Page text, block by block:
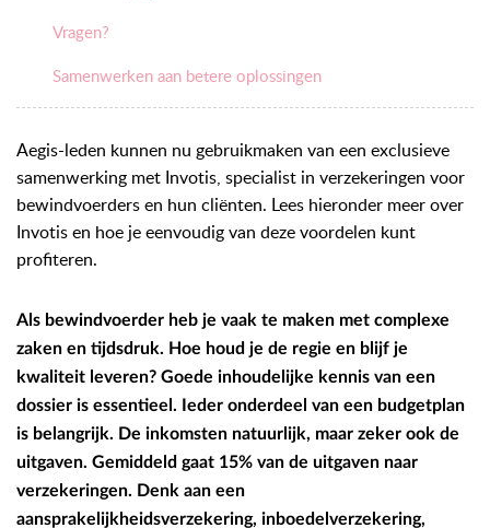
Vragen?
Samenwerken aan betere oplossingen
Aegis-leden kunnen nu gebruikmaken van een exclusieve
samenwerking met Invotis, specialist in verzekeringen voor
bewindvoerders en hun cliënten. Lees hieronder meer over
Invotis en hoe je eenvoudig van deze voordelen kunt
profiteren.
Als bewindvoerder heb je vaak te maken met complexe
zaken en tijdsdruk. Hoe houd je de regie en blijf je
kwaliteit leveren? Goede inhoudelijke kennis van een
dossier is essentieel. Ieder onderdeel van een budgetplan
is belangrijk. De inkomsten natuurlijk, maar zeker ook de
uitgaven. Gemiddeld gaat 15% van de uitgaven naar
verzekeringen. Denk aan een
aansprakelijkheidsverzekering, inboedelverzekering,